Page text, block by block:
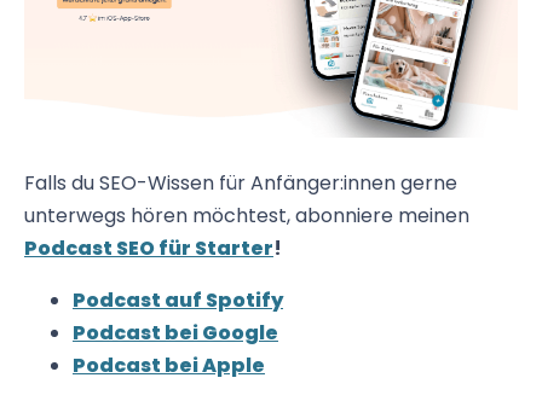
Falls du SEO-Wissen für Anfänger:innen gerne
unterwegs hören möchtest, abonniere meinen
Podcast SEO für Starter!
Podcast auf Spotify
Podcast bei Google
Podcast bei Apple